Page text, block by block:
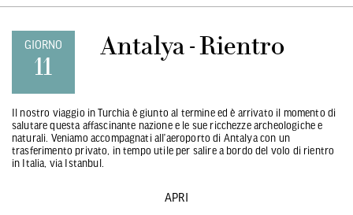
GIORNO
11
Antalya - Rientro
Il nostro viaggio in Turchia è giunto al termine ed è arrivato il momento di
salutare questa affascinante nazione e le sue ricchezze archeologiche e
naturali. Veniamo accompagnati all’aeroporto di Antalya con un
trasferimento privato, in tempo utile per salire a bordo del volo di rientro
in Italia, via Istanbul.
APRI